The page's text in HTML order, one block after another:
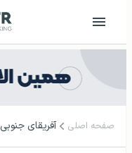
صفحه اصلی آفریقای جنوبی